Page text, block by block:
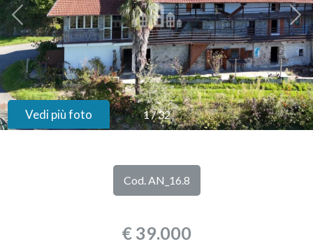
1/32
Vedi più foto
Cod. AN_16.8
€ 39.000
IMMOBILI
SERVIZI
DICONO
Affitto
Scegli
dove
cercare